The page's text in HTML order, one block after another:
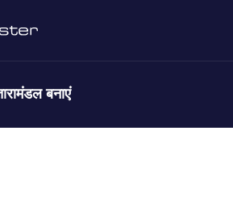
बनाएं